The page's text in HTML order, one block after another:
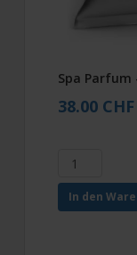
Spa Parfum
38.00 CHF
In den